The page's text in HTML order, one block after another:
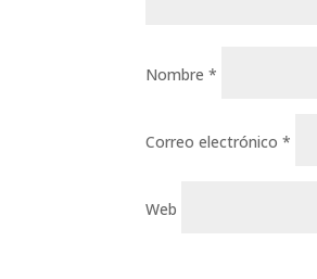
Nombre*
Correo electrónico*
Web